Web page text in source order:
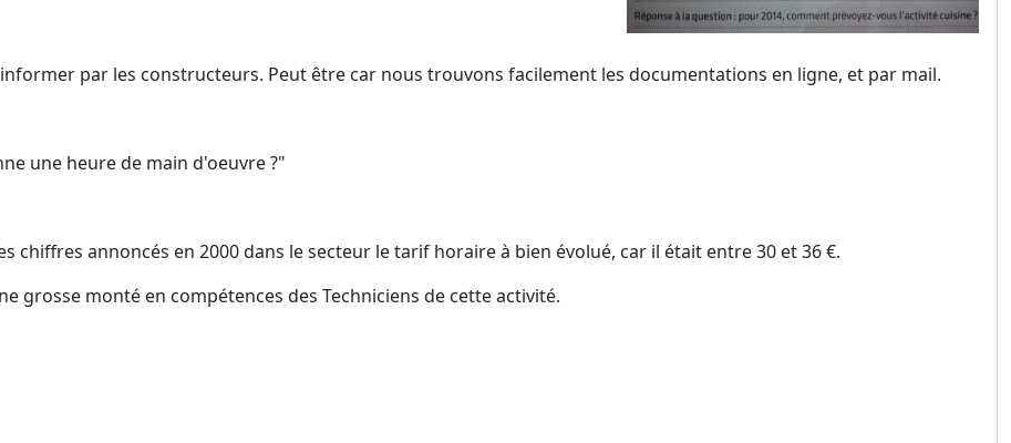
par les constructeurs. Peut être car nous trouvons facilement les documentations en ligne, et par mail.
une heure de main d'oeuvre ?"
chiffres annoncés en 2000 dans le secteur le tarif horaire à bien évolué, car il était entre 30 et 36 €.
grosse monté en compétences des Techniciens de cette activité.